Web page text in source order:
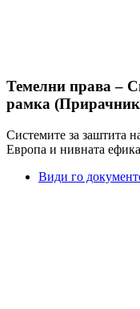
Темелни права –
рамка
Системите за заштита
Европа и нивната
Види го